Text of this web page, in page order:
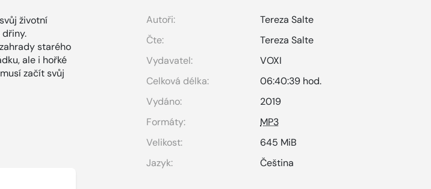
životní
starého
ale i hořké
začít svůj
Autoři:
Tereza Salte
Čte:
Tereza Salte
Vydavatel:
VOXI
Celková délka:
06:40:39 hod.
Vydáno:
2019
Formáty:
MP3
Velikost:
645 MiB
Jazyk:
Čeština